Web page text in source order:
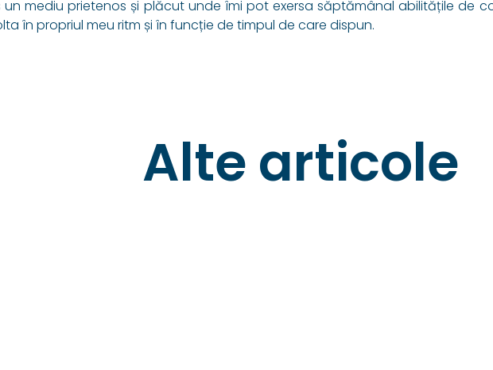
un mediu prietenos și plăcut unde îmi pot exersa săptămânal abilitățile de
în propriul meu ritm și în funcție de timpul de care dispun.
Alte articole